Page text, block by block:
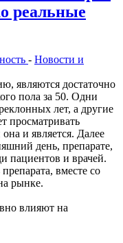
реальные
- Новости и
являются достаточно
пола за 50. Одни
лет, а другие
просматривать
и является. Далее
день, препарате,
пациентов и врачей.
вместе со
рынке.
влияют на